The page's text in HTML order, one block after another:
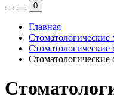
0
Главная
Стоматологические
Стоматологические
Стоматологические